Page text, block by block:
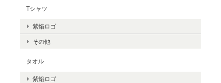
Tシャツ
紫焔ロゴ
その他
タオル
紫焔ロゴ